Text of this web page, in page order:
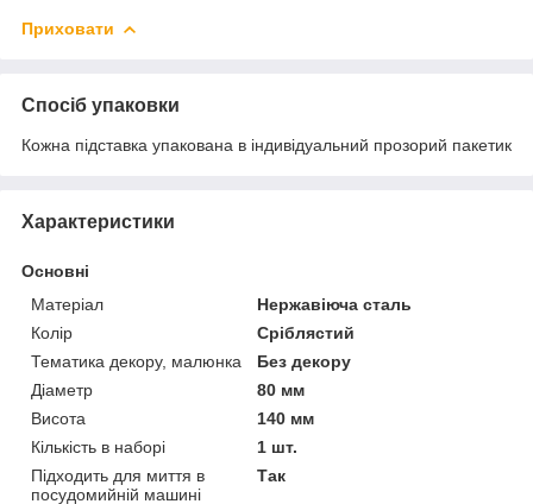
Приховати
Спосіб упаковки
Кожна підставка упакована в індивідуальний прозорий пакетик
Характеристики
Основні
Матеріал
Нержавіюча сталь
Колір
Сріблястий
Тематика декору, малюнка
Без декору
Діаметр
80 мм
Висота
140 мм
Кількість в наборі
1 шт.
Підходить для миття в
посудомийній машині
Так